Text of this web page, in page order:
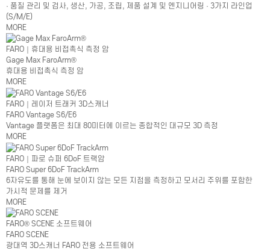
· 품질 관리 및 검사, 생산, 가공, 조립, 제품 설계 및 엔지니어링 · 3가지 라인업
(S/M/E)
MORE
FARO｜휴대용 비접촉식 측정 암
Gage Max FaroArm®
휴대용 비접촉식 측정 암
MORE
FARO｜레이저 트래커 3D스캐너
FARO Vantage S6/E6
Vantage 플랫폼은 최대 80미터에 이르는 종합적인 대규모 3D 측정
MORE
FARO｜파로 슈퍼 6DoF 트랙암
FARO Super 6DoF TrackArm
6자유도를 통해 눈에 보이지 않는 모든 지점을 측정하고 모서리 주위를 포함한
가시적 문제를 제거
MORE
FARO® SCENE 소프트웨어
FARO SCENE
광대역 3D스캐너 FARO 전용 소프트웨어